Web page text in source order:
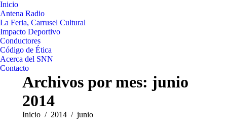
Inicio
Antena Radio
La Feria, Carrusel Cultural
Impacto Deportivo
Conductores
Código de Ética
Acerca del SNN
Contacto
Archivos por mes: junio
2014
Estás aquí:
Inicio 2014 junio